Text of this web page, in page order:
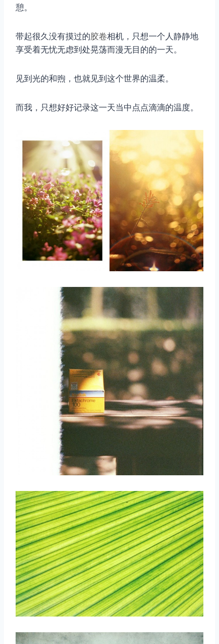
憩。
带起很久没有摸过的胶卷相机，只想一个人静静地
享受着无忧无虑到处晃荡而漫无目的的一天。
见到光的和煦，也就见到这个世界的温柔。
而我，只想好好记录这一天当中点点滴滴的温度。